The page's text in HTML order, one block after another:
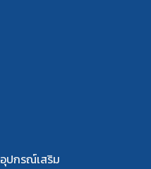
อุปกรณ์เสริม